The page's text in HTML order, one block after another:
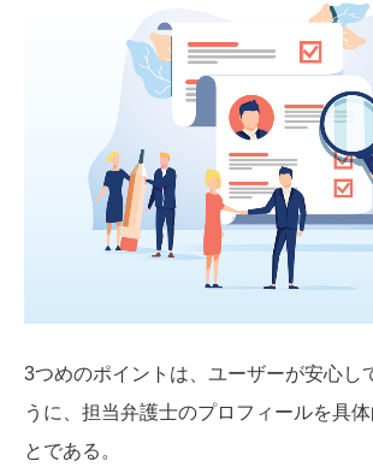
3つめのポイントは、ユーザーが安心し
うに、担当弁護士のプロフィールを具
とである。